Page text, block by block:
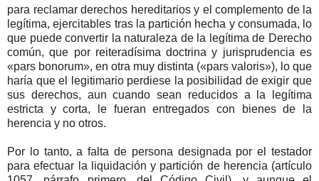
para reclamar derechos hereditarios y el complemento de la
legítima, ejercitables tras la partición hecha y consumada, lo
que puede convertir la naturaleza de la legítima de Derecho
común, que por reiteradísima doctrina y jurisprudencia es
«pars bonorum», en otra muy distinta («pars valoris»), lo que
haría que el legitimario perdiese la posibilidad de exigir que
sus derechos, aun cuando sean reducidos a la legítima
estricta y corta, le fueran entregados con bienes de la
herencia y no otros.
Por lo tanto, a falta de persona designada por el testador
para efectuar la liquidación y partición de herencia (artículo